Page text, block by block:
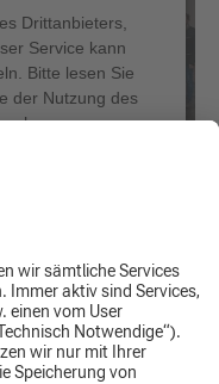
Drittanbieters,
Service kann
Bitte lesen Sie
der Nutzung des